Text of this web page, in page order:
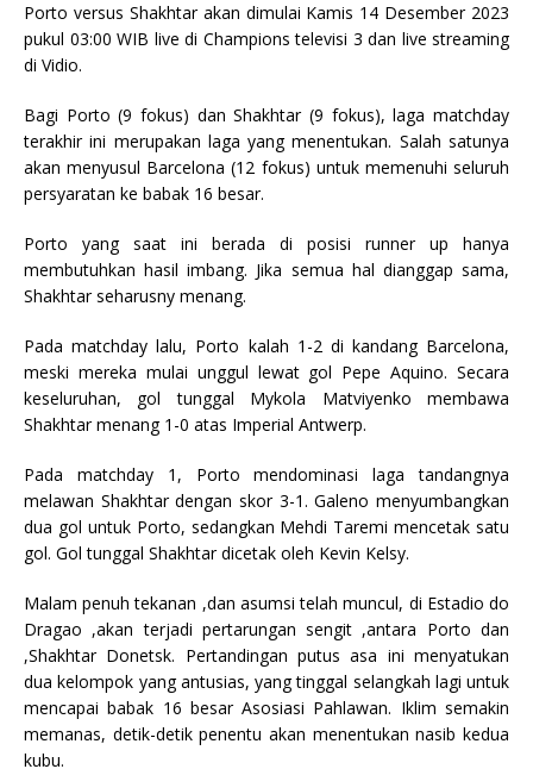
Porto versus Shakhtar akan dimulai Kamis 14 Desember 2023
pukul 03:00 WIB live di Champions televisi 3 dan live streaming
di Vidio.
Bagi Porto (9 fokus) dan Shakhtar (9 fokus), laga matchday
terakhir ini merupakan laga yang menentukan. Salah satunya
akan menyusul Barcelona (12 fokus) untuk memenuhi seluruh
persyaratan ke babak 16 besar.
Porto yang saat ini berada di posisi runner up hanya
membutuhkan hasil imbang. Jika semua hal dianggap sama,
Shakhtar seharusny menang.
Pada matchday lalu, Porto kalah 1-2 di kandang Barcelona,
meski mereka mulai unggul lewat gol Pepe Aquino. Secara
keseluruhan, gol tunggal Mykola Matviyenko membawa
Shakhtar menang 1-0 atas Imperial Antwerp.
Pada matchday 1, Porto mendominasi laga tandangnya
melawan Shakhtar dengan skor 3-1. Galeno menyumbangkan
dua gol untuk Porto, sedangkan Mehdi Taremi mencetak satu
gol. Gol tunggal Shakhtar dicetak oleh Kevin Kelsy.
Malam penuh tekanan ,dan asumsi telah muncul, di Estadio do
Dragao ,akan terjadi pertarungan sengit ,antara Porto dan
,Shakhtar Donetsk. Pertandingan putus asa ini menyatukan
dua kelompok yang antusias, yang tinggal selangkah lagi untuk
mencapai babak 16 besar Asosiasi Pahlawan. Iklim semakin
memanas, detik-detik penentu akan menentukan nasib kedua
kubu.